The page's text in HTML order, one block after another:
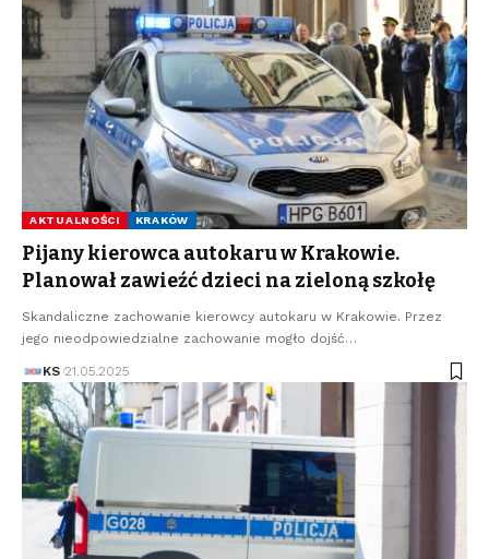
AKTUALNOŚCI KRAKÓW
Pijany kierowca autokaru w Krakowie.
Planował zawieźć dzieci na zieloną szkołę
Skandaliczne zachowanie kierowcy autokaru w Krakowie. Przez
jego nieodpowiedzialne zachowanie mogło dojść…
KS 21.05.2025